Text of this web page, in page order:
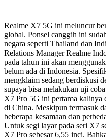
Realme X7 5G ini meluncur
global. Ponsel canggih ini
negara seperti Thailand dan
Relations Manager Realme
pada tahun ini akan
belum ada di Indonesia.
mengklaim sedang berdiskusi
supaya bisa melakukan uji
X7 Pro 5G ini pertama kalinya
di China. Meskipun termasuk
beberapa kesamaan dan
Untuk segi layar pada seri X7
X7 Pro sebesar 6,55 inci.